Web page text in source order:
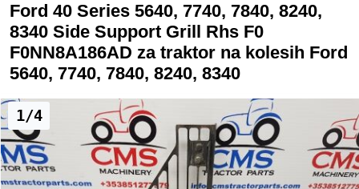
Ford 40 Series 5640, 7740, 7840, 8240,
8340 Side Support Grill Rhs F0
F0NN8A186AD za traktor na kolesih Ford
5640, 7740, 7840, 8240, 8340
1/4